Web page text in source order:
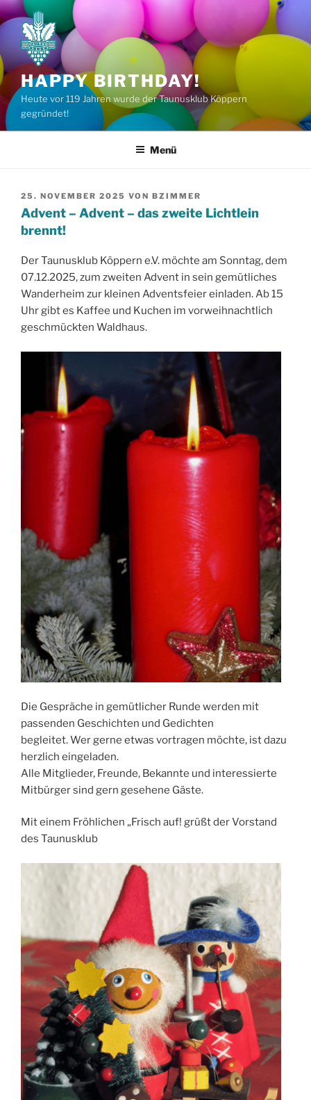
Zum
Inhalt
springen
HAPPY BIRTHDAY!
Heute vor 119 Jahren wurde der Taunusklub Köppern
gegründet!
Menü
VERÖFFENTLICHT
AM
25. NOVEMBER 2025 VON BZIMMER
Advent – Advent – das zweite Lichtlein
brennt!
Der Taunusklub Köppern e.V. möchte am Sonntag, dem
07.12.2025, zum zweiten Advent in sein gemütliches
Wanderheim zur kleinen Adventsfeier einladen. Ab 15
Uhr gibt es Kaffee und Kuchen im vorweihnachtlich
geschmückten Waldhaus.
Die Gespräche in gemütlicher Runde werden mit
passenden Geschichten und Gedichten
begleitet. Wer gerne etwas vortragen möchte, ist dazu
herzlich eingeladen.
Alle Mitglieder, Freunde, Bekannte und interessierte
Mitbürger sind gern gesehene Gäste.
Mit einem Fröhlichen „Frisch auf! grüßt der Vorstand
des Taunusklub